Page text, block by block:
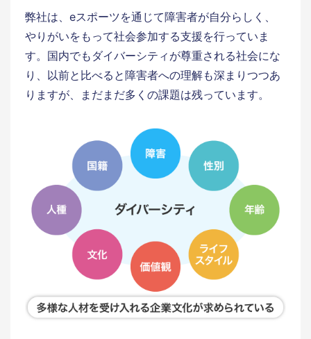
弊社は、eスポーツを通じて障害者が自分らしく、
やりがいをもって社会参加する支援を行っていま
す。国内でもダイバーシティが尊重される社会にな
り、以前と比べると障害者への理解も深まりつつあ
りますが、まだまだ多くの課題は残っています。